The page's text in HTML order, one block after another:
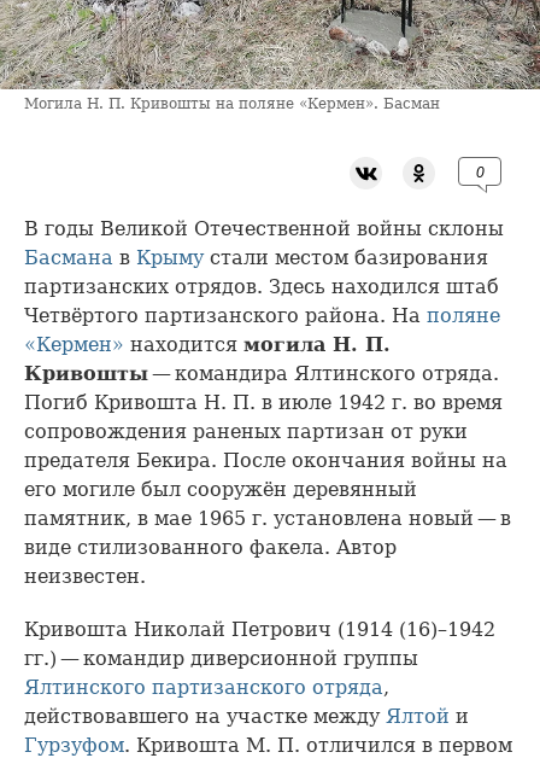
Могила Н. П. Кривошты на поляне «Кермен». Басман
0
В годы Великой Отечественной войны склоны
Басмана в Крымустали местом базирования
партизанских отрядов. Здесь находился штаб
Четвёртого партизанского района. На поляне
«Кермен» находится могила Н. П.
Кривошты— командира Ялтинского отряда.
Погиб Кривошта Н. П. в июле 1942 г. во время
сопровождения раненых партизан от руки
предателя Бекира. После окончания войны на
его могиле был сооружён деревянный
памятник, в мае 1965 г. установлена новый — в
виде стилизованного факела. Автор
неизвестен.
Кривошта Николай Петрович (1914 (16)–1942
гг.) — командир диверсионной группы
Ялтинского партизанского отряда,
действовавшего на участке между Ялтой и
Гурзуфом. Кривошта М. П. отличился в первом